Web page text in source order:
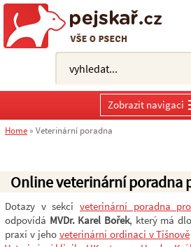
Online veterinární poradna
Dotazy v sekci veterinární poradna
odpovídá MVDr. Karel Bořek, který má
praxí v jeho veterinární ordinaci v Tišnově
Zobrazit navigaci
Home » Veterinární poradna